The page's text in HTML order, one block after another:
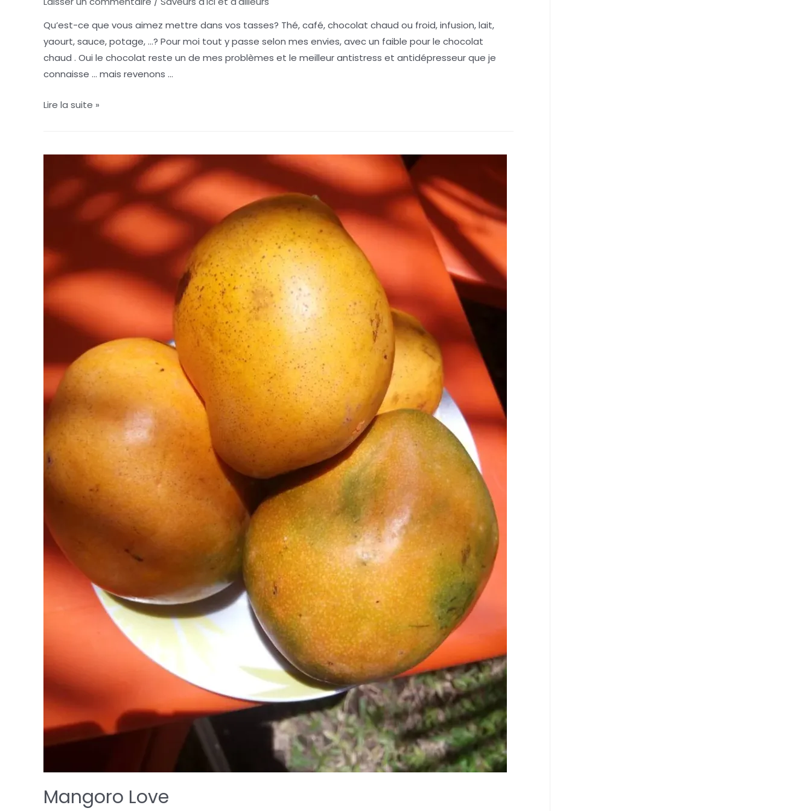
Qu’est-ce que vous aimez mettre dans vos tasses? Thé, café, chocolat chaud ou froid, infusion, lait,
yaourt, sauce, potage, …? Pour moi tout y passe selon mes envies, avec un faible pour le chocolat
chaud . Oui le chocolat reste un de mes problèmes et le meilleur antistress et antidépresseur que je
connaisse … mais revenons …
Lire la suite »
Mangoro Love